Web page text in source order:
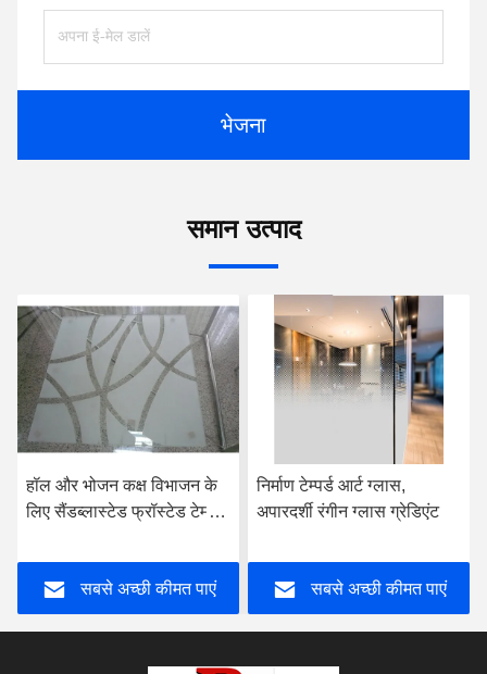
भेजना
समान उत्पाद
निर्माण टेम्पर्ड आर्ट ग्लास,
अपारदर्शी रंगीन ग्लास ग्रेडिएंट
सबसे अच्छी कीमत पाएं
स्क्रीन विभाजन टेम्पर्ड आर्ट ग्लास
नक्काशीदार लेमिनेट वायर ग्लास
सबसे अच्छी कीमत पाएं